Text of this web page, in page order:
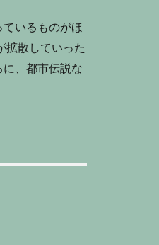
いるものがほ
拡散していった
、都市伝説な